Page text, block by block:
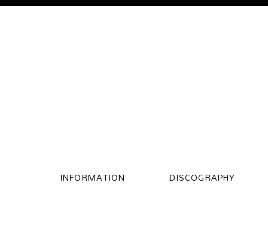
INFORMATION DISCOGRAPHY